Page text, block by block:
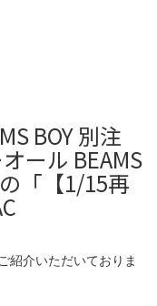
BOY 別注
ール BEAMS
「【1/15再
紹介いただいておりま